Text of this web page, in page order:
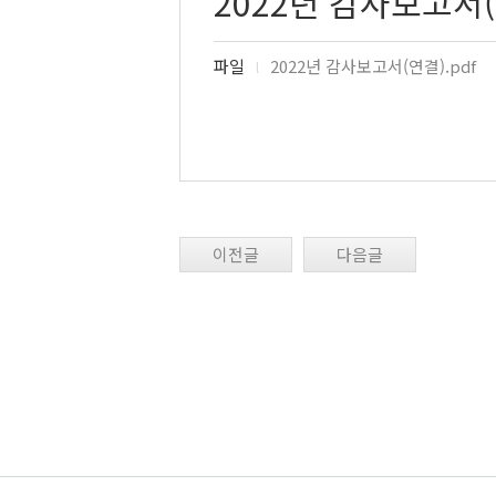
파일 l 2022년 감사보고서(연결).pdf
이전글 다음글